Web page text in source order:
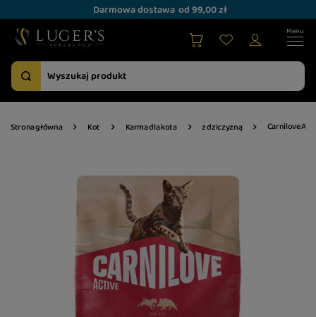
Darmowa dostawa od 99,00 zł
Strona główna Kot Karma dla kota z dziczyzną Carnilove